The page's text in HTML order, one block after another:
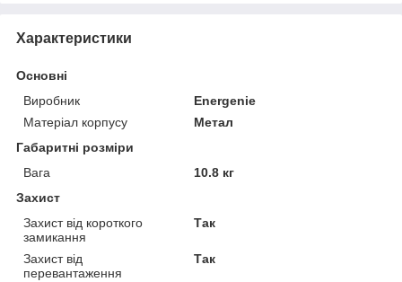
Характеристики
Основні
Виробник
Energenie
Матеріал корпусу
Метал
Габаритні розміри
Вага
10.8 кг
Захист
Захист від короткого
замикання
Так
Захист від
перевантаження
Так